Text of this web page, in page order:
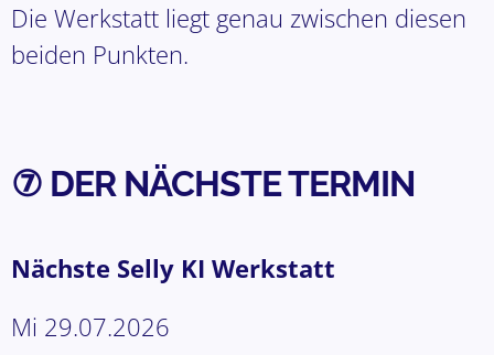
Die Werkstatt liegt genau zwischen diesen
beiden Punkten.
⑦ DER NÄCHSTE TERMIN
Nächste Selly KI Werkstatt
Mi 29.07.2026